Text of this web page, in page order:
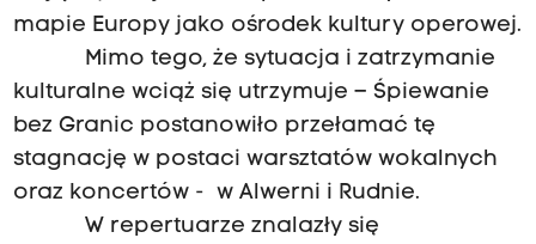
mapie Europy jako ośrodek kultury operowej.
Mimo tego, że sytuacja i zatrzymanie
kulturalne wciąż się utrzymuje – Śpiewanie
bez Granic postanowiło przełamać tę
stagnację w postaci warsztatów wokalnych
oraz koncertów - w Alwerni i Rudnie.
W repertuarze znalazły się